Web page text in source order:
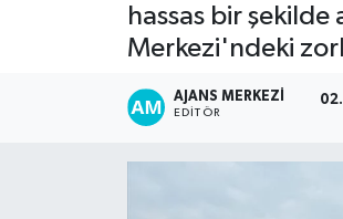
hassas bir
Merkezi'ndeki
AJANS MERKEZI
EDITÖR
RESMİ İLANLAR
Haber Arşivi